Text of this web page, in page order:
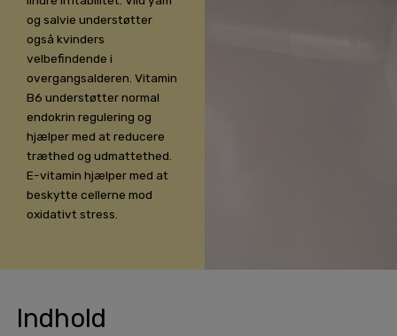
og salvie understøtter
også kvinders
velbefindende i
overgangsalderen. Vitamin
B6 understøtter normal
endokrin regulering og
hjælper med at reducere
træthed og udmattethed.
E-vitamin hjælper med at
beskytte cellerne mod
oxidativt stress.
Indhold